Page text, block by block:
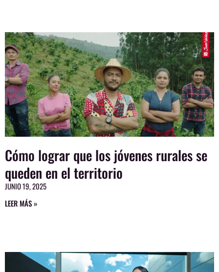
Cómo lograr que los jóvenes rurales se
queden en el territorio
JUNIO 19, 2025
LEER MÁS »